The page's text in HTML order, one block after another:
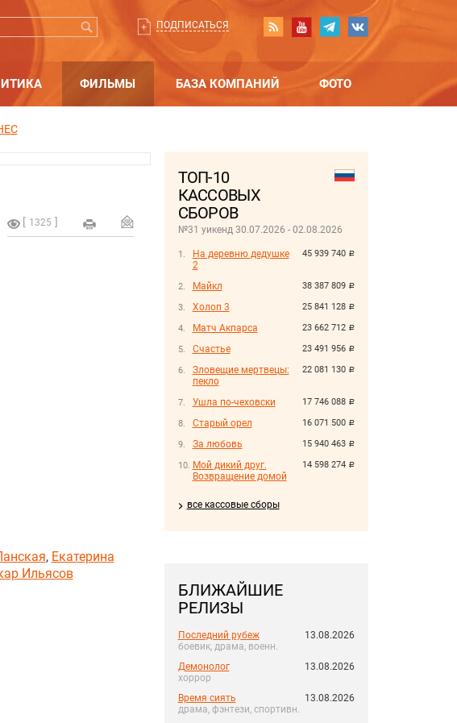
ПОДПИСАТЬСЯ
ФИЛЬМЫ БАЗА КОМПАНИЙ ФОТО
ТОП-10
КАССОВЫХ
СБОРОВ
№31 уикенд 30.07.2026 - 02.08.2026
45 939 740 руб.
На деревню дедушке
2
38 387 809 руб.
Майкл
25 841 128 руб.
Холоп 3
23 662 712 руб.
Матч Акпарса
23 491 956 руб.
Счастье
22 081 130 руб.
Зловещие мертвецы:
пекло
17 746 088 руб.
Ушла по-чеховски
16 071 500 руб.
Старый орел
15 940 463 руб.
За любовь
14 598 274 руб.
Мой дикий друг.
Возвращение домой
все кассовые сборы
БЛИЖАЙШИЕ
РЕЛИЗЫ
Последний рубеж
боевик, драма, военн.
13.08.2026
Демонолог
хоррор
13.08.2026
Время сиять
драма, фэнтези, спортивн.
13.08.2026
1325
, Екатерина
Ильясов